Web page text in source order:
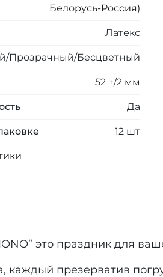
Белорусь-Россия)
Латекс
Прозрачный/Бесцветный
52 +/2 мм
Да
12 шт
это праздник для
каждый презерватив